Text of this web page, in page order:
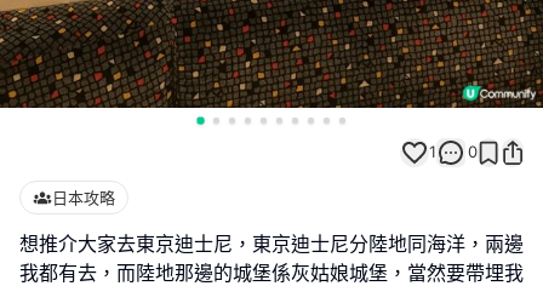
1 0
日本攻略
想推介大家去東京迪士尼，東京迪士尼分陸地同海洋，兩邊
我都有去，而陸地那邊的城堡係灰姑娘城堡，當然要帶埋我